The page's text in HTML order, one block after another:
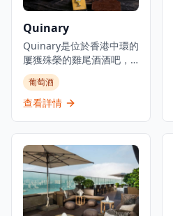
Quinary
Quinary是位於香港中環的
屢獲殊榮的雞尾酒酒吧，
以其創新的分子調酒技術
和創意雞尾酒製作方法而
聞名。酒吧將科學技術與
酒融合了液氮、可食用薄
膜和芳香精華等元素。在
專業調酒師的帶領下，
Quinary在精緻現代的環境
中提供經典和前衛雞尾酒
的豐富菜單。該酒吧獲得
葡萄酒
查看詳情